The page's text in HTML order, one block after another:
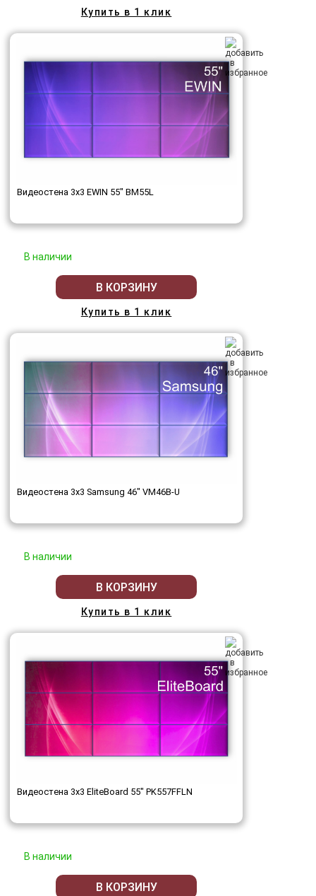
Купить в 1 клик
Видеостена 3x3 EWIN 55" BM55L
В наличии
В КОРЗИНУ
Купить в 1 клик
Видеостена 3x3 Samsung 46" VM46B-U
В наличии
В КОРЗИНУ
Купить в 1 клик
Видеостена 3x3 EliteBoard 55" PK557FFLN
В наличии
В КОРЗИНУ